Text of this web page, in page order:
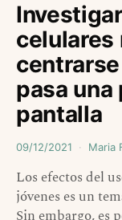
celulares
pasa una
pantalla
09/12/2021 Maria
Los efectos del
jóvenes es un